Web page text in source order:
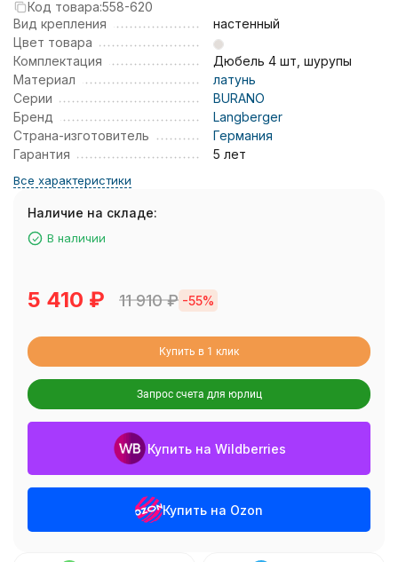
Код товара:558-620
Вид крепления
настенный
Цвет товара
Комплектация
Дюбель 4 шт, шурупы
Материал
латунь
Серии
BURANO
Бренд
Langberger
Страна-изготовитель
Германия
Гарантия
5 лет
Все характеристики
Наличие на складе:
В наличии
5 410 ₽ 11 910₽ -55%
Купить в 1 клик
Запрос счета для юрлиц
Купить на Wildberries
Купить на Ozon